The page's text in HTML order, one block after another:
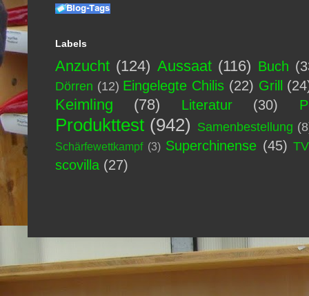
Labels
Anzucht (124) Aussaat (116) Buch
Dörren (12) Eingelegte Chilis (22) Grill
Keimling (78) Literatur (30)
Produkttest (942) Samenbestellung
Schärfewettkampf (3) Superchinense (45) TV
scovilla (27)